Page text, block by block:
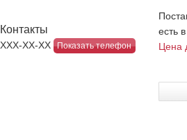
Контакты
ХХХ-ХХ-ХХ Показать телефон
есть
Цена